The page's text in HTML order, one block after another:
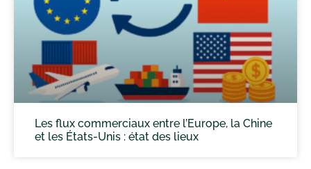
Les flux commerciaux entre l’Europe, la Chine
et les États-Unis : état des lieux